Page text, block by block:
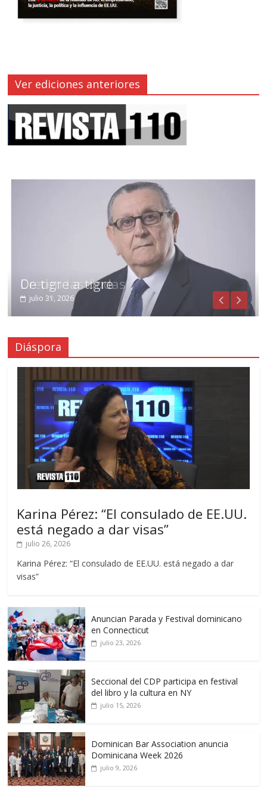
Ver ediciones anteriores
De tigre a tigre
julio 31, 2026
Crecen las dudas
julio 29, 2026
Diáspora
Karina Pérez: “El consulado de EE.UU.
está negado a dar visas”
julio 26, 2026
Karina Pérez: “El consulado de EE.UU. está negado a dar
visas”
Anuncian Parada y Festival dominicano
en Connecticut
julio 23, 2026
Seccional del CDP participa en festival
del libro y la cultura en NY
julio 15, 2026
Dominican Bar Association anuncia
Dominicana Week 2026
julio 9, 2026